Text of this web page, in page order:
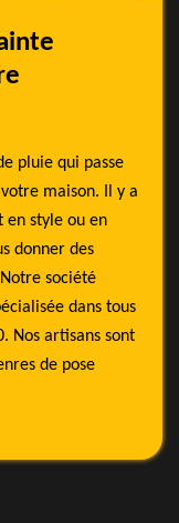
pluie qui passe
maison. Il y a
en style ou en
donner des
société
dans tous
Nos artisans sont
de pose